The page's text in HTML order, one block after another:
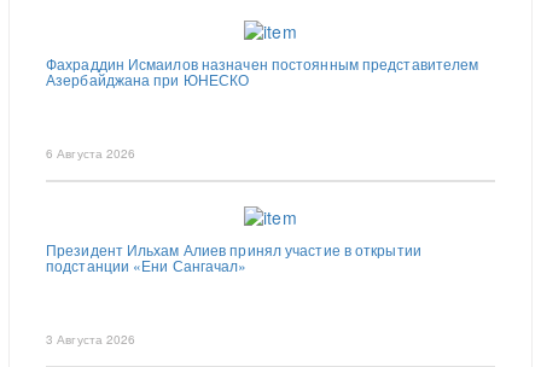
Фахраддин Исмаилов назначен постоянным представителем
Азербайджана при ЮНЕСКО
6 Августа 2026
Президент Ильхам Алиев принял участие в открытии
подстанции «Ени Сангачал»
3 Августа 2026